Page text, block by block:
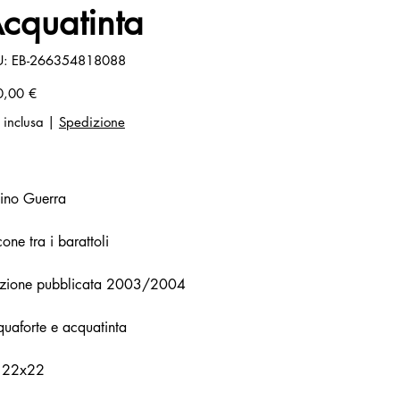
SKU
EB-
EB-266354818088
€
inclusa | Spedizione
Guerra
tra i barattoli
pubblicata 2003/2004
e acquatinta